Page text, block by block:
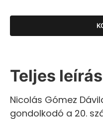
Teljes leírás
Nicolás Gómez
gondolkodó a 20.